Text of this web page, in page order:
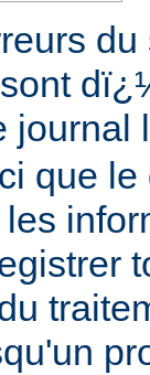
journal
que